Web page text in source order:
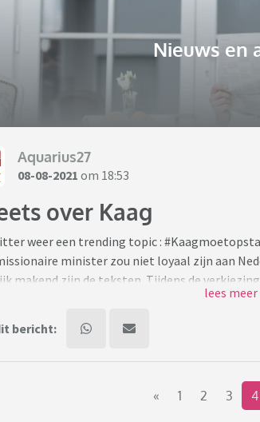
Nieuws en
Aquarius27
08-08-2021 om 18:53
over Kaag
weer een trending topic :
minister zou niet loyaal zijn aan
makend zijn de teksten. Tijdens de
die ze over zich heen krijgt. Het wordt
wil van een vrouw. Omdat ze niet ‘gewoon’
vindt van deze haatcampagne
bericht:
« 1 2 3 4